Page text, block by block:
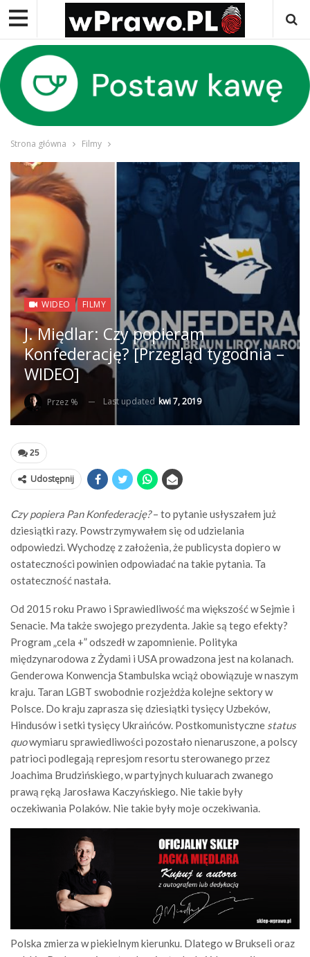
Strona główna Filmy
WIDEO FILMY
J. Międlar: Czy popieram
Konfederację? [Przegląd tygodnia –
WIDEO]
Przez % Last updated kwi 7, 2019
25
Udostępnij
Czy popiera Pan Konfederację?– to pytanie usłyszałem już
dziesiątki razy. Powstrzymywałem się od udzielania
odpowiedzi. Wychodzę z założenia, że publicysta dopiero w
ostateczności powinien odpowiadać na takie pytania. Ta
ostateczność nastała.
Od 2015 roku Prawo i Sprawiedliwość ma większość w Sejmie i
Senacie. Ma także swojego prezydenta. Jakie są tego efekty?
Program „cela +” odszedł w zapomnienie. Polityka
międzynarodowa z Żydami i USA prowadzona jest na kolanach.
Genderowa Konwencja Stambulska wciąż obowiązuje w naszym
kraju. Taran LGBT swobodnie rozjeżdża kolejne sektory w
Polsce. Do kraju zaprasza się dziesiątki tysięcy Uzbeków,
Hindusów i setki tysięcy Ukraińców. Postkomunistyczne status
quowymiaru sprawiedliwości pozostało nienaruszone, a polscy
patrioci podlegają represjom resortu sterowanego przez
Joachima Brudzińskiego, w partyjnych kuluarach zwanego
prawą ręką Jarosława Kaczyńskiego. Nie takie były
oczekiwania Polaków. Nie takie były moje oczekiwania.
Polska zmierza w piekielnym kierunku. Dlatego w Brukseli oraz